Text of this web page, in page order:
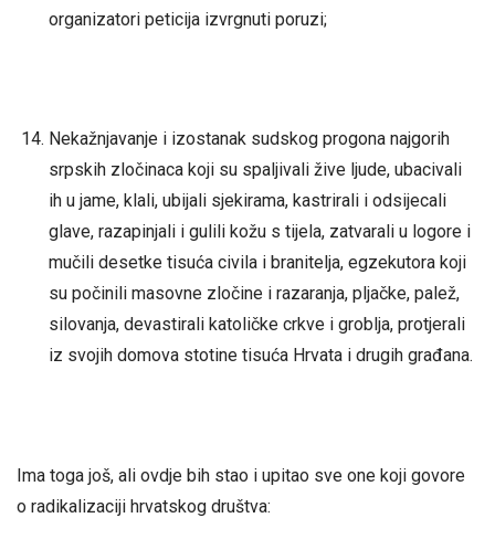
organizatori peticija izvrgnuti poruzi;
Nekažnjavanje i izostanak sudskog progona najgorih
srpskih zločinaca koji su spaljivali žive ljude, ubacivali
ih u jame, klali, ubijali sjekirama, kastrirali i odsijecali
glave, razapinjali i gulili kožu s tijela, zatvarali u logore i
mučili desetke tisuća civila i branitelja, egzekutora koji
su počinili masovne zločine i razaranja, pljačke, palež,
silovanja, devastirali katoličke crkve i groblja, protjerali
iz svojih domova stotine tisuća Hrvata i drugih građana.
Ima toga još, ali ovdje bih stao i upitao sve one koji govore
o radikalizaciji hrvatskog društva: